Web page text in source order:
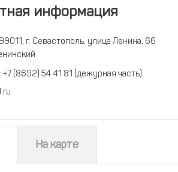
информация
г. Севастополь, улица Ленина, 66
+7 (8692) 54 41 81 (дежурная часть)
На карте